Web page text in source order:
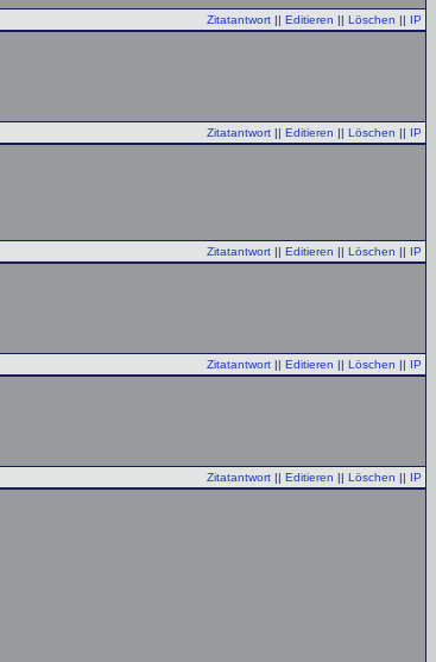
Zitatantwort || Editieren || Löschen || IP
Zitatantwort || Editieren || Löschen || IP
Zitatantwort || Editieren || Löschen || IP
Zitatantwort || Editieren || Löschen || IP
Zitatantwort || Editieren || Löschen || IP